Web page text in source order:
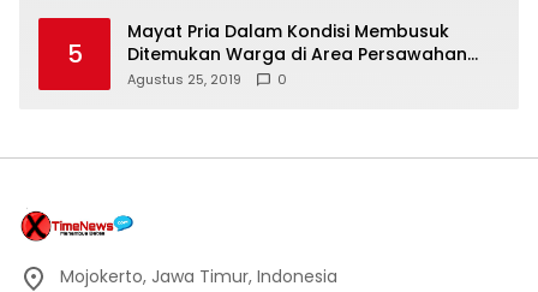
5
Mayat Pria Dalam Kondisi Membusuk
Ditemukan Warga di Area Persawahan
Sidoarjo
Agustus 25, 2019 0
Mojokerto, Jawa Timur, Indonesia